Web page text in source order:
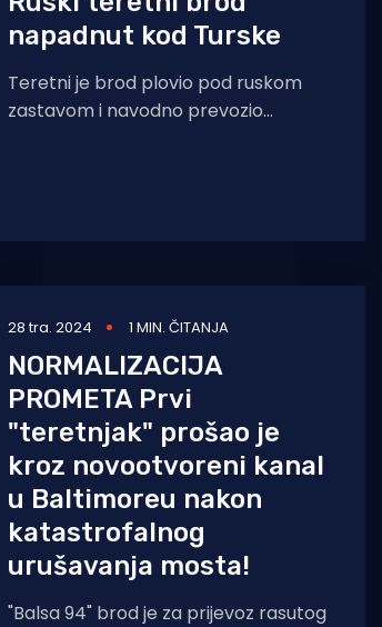
napadnut kod Turske
Teretni je brod plovio pod ruskom
zastavom i navodno prevozio
28 tra. 2024 1 MIN. ČITANJA
NORMALIZACIJA
PROMETA Prvi
"teretnjak" prošao je
kroz novootvoreni kanal
u Baltimoreu nakon
katastrofalnog
urušavanja mosta!
"Balsa 94" brod je za prijevoz rasutog